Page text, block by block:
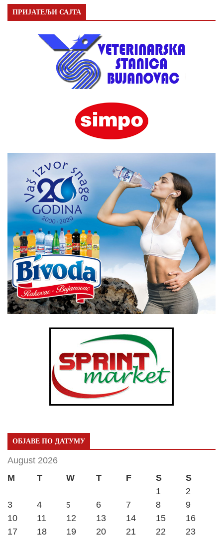
ПРИЈАТЕЉИ САЈТА
ОБЈАВЕ ПО ДАТУМУ
August 2026
M
T W T F S
S
1
2
3
4 5 6 7 8
9
10
11 12 13 14 15
16
17
18 19 20 21 22
23